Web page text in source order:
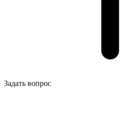
Задать вопрос